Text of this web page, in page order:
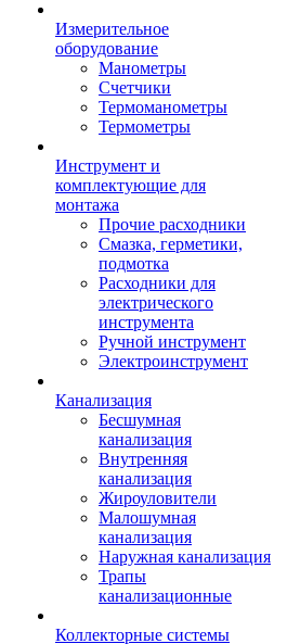
Измерительное
оборудование
Манометры
Счетчики
Термоманометры
Термометры
Инструмент и
комплектующие для
монтажа
Прочие расходники
Смазка, герметики,
подмотка
Расходники для
электрического
инструмента
Ручной инструмент
Электроинструмент
Канализация
Бесшумная
канализация
Внутренняя
канализация
Жироуловители
Малошумная
канализация
Наружная канализация
Трапы
канализационные
Коллекторные системы